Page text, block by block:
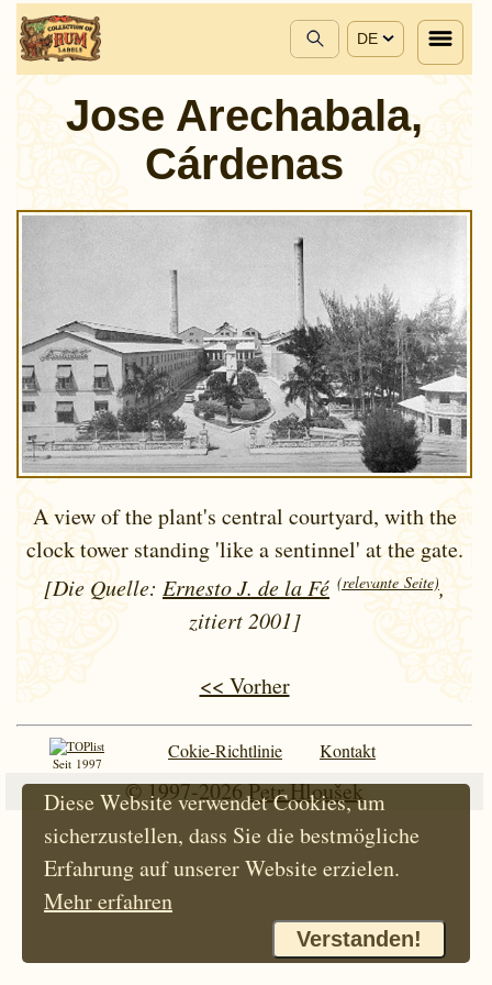
DE
Jose Arechabala,
Cárdenas
A view of the plant's central courtyard, with the
clock tower standing 'like a sentinnel' at the gate.
[Die Quelle: Ernesto J. de la Fé (relevante Seite),
zitiert 2001]
<< Vorher
Seit 1997
Cokie-Richtlinie Kontakt
© 1997-2026Petr Hloušek
Diese Website verwendet Cookies, um
sicherzustellen, dass Sie die bestmögliche
Erfahrung auf unserer Website erzielen.
Mehr erfahren
Verstanden!